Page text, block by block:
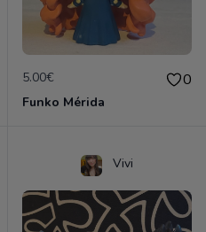
5.00€ 0
Funko Mérida
Vivi